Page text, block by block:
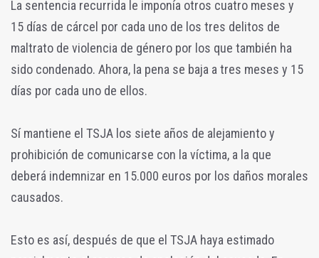
La sentencia recurrida le imponía otros cuatro meses y
15 días de cárcel por cada uno de los tres delitos de
maltrato de violencia de género por los que también ha
sido condenado. Ahora, la pena se baja a tres meses y 15
días por cada uno de ellos.
Sí mantiene el TSJA los siete años de alejamiento y
prohibición de comunicarse con la víctima, a la que
deberá indemnizar en 15.000 euros por los daños morales
causados.
Esto es así, después de que el TSJA haya estimado